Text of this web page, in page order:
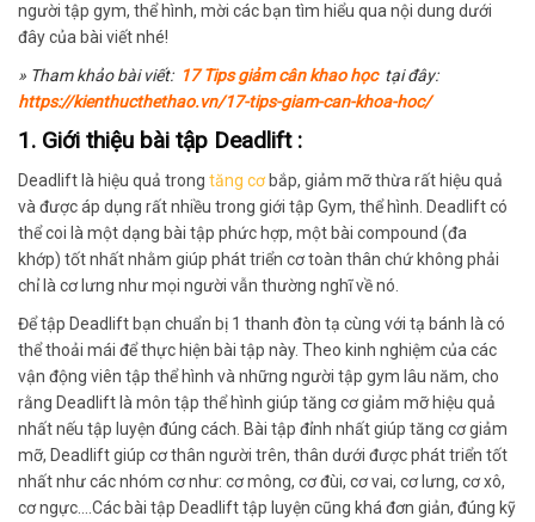
người tập gym, thể hình, mời các bạn tìm hiểu qua nội dung dưới
đây của bài viết nhé!
» Tham khảo bài viết: 17 Tips giảm cân khao học tại đây:
https://kienthucthethao.vn/17-tips-giam-can-khoa-hoc/
1. Giới thiệu bài tập Deadlift :
Deadlift là hiệu quả trong tăng cơbắp, giảm mỡ thừa rất hiệu quả
và được áp dụng rất nhiều trong giới tập Gym, thể hình. Deadlift có
thể coi là một dạng bài tập phức hợp, một bài compound (đa
khớp) tốt nhất nhằm giúp phát triển cơ toàn thân chứ không phải
chỉ là cơ lưng như mọi người vẫn thường nghĩ về nó.
Để tập Deadlift bạn chuẩn bị 1 thanh đòn tạ cùng với tạ bánh là có
thể thoải mái để thực hiện bài tập này. Theo kinh nghiệm của các
vận động viên tập thể hình và những người tập gym lâu năm, cho
rằng Deadlift là môn tập thể hình giúp tăng cơ giảm mỡ hiệu quả
nhất nếu tập luyện đúng cách. Bài tập đỉnh nhấtgiúp tăng cơ giảm
mỡ, Deadlift giúp cơ thân người trên, thân dưới được phát triển tốt
nhất như các nhóm cơ như: cơ mông, cơ đùi, cơ vai, cơ lưng, cơ xô,
cơ ngực…. Các bài tập Deadlift tập luyện cũng khá đơn giản, đúng kỹ